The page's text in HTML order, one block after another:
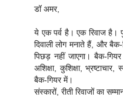
डॉ अमर,
ये एक पर्व है। एक रिवाज है।
दिवाली लोग मनाते हैं, और
पिछड़ नहीं जाएगा। बैक-
अशिक्षा, कुशिक्षा,
बैक-गियर में।
संस्कारों, रीती रिवाजों का